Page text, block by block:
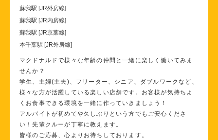
蘇我駅 [JR外房線]
蘇我駅 [JR内房線]
蘇我駅 [JR京葉線]
本千葉駅 [JR外房線]
マクドナルドで様々な年齢の仲間と一緒に楽しく働いてみま
せんか？
学生、主婦(主夫)、フリーター、シニア、ダブルワークなど、
様々な方が活躍している楽しい店舗です。お客様が気持ちよ
くお食事できる環境を一緒に作っていきましょう！
アルバイトが初めてや久しぶりという方でもご安心くださ
い！先輩クルーが丁寧に教えます。
皆様のご応募、心よりお待ちしております。